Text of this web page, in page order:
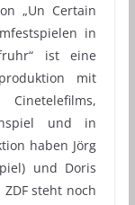
„Un Certain
in
ist eine
mit
und in
haben Jörg
und Doris
ZDF steht noch